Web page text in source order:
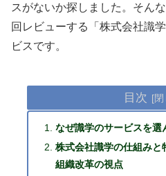
スがないか探しました。そん
回レビューする「株式会社識
ビスです。
目次
なぜ識学のサービスを選
株式会社識学の仕組み
組織改革の視点